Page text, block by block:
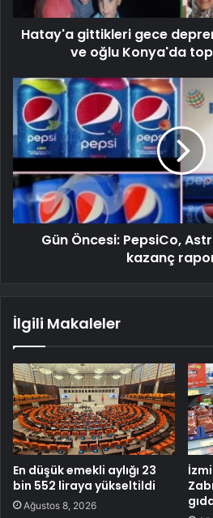
Hatay'a gittikleri gece
ve oğlu Konya'da
Gün Öncesi: PepsiCo,
kazanç
İlgili Makaleler
En düşük emekli aylığı 23
bin 552 liraya yükseltildi
Ağustos 8, 2026